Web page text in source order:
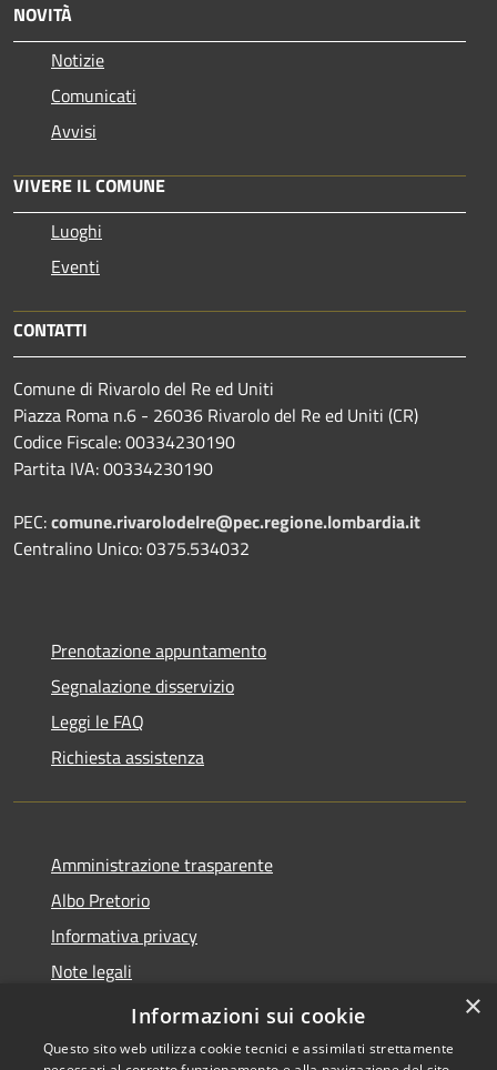
NOVITÀ
Notizie
Comunicati
Avvisi
VIVERE IL COMUNE
Luoghi
Eventi
CONTATTI
Comune di Rivarolo del Re ed Uniti
Piazza Roma n.6 - 26036 Rivarolo del Re ed Uniti (CR)
Codice Fiscale: 00334230190
Partita IVA: 00334230190
PEC:comune.rivarolodelre@pec.regione.lombardia.it
Centralino Unico: 0375.534032
Prenotazione appuntamento
Segnalazione disservizio
Leggi le FAQ
Richiesta assistenza
Amministrazione trasparente
Albo Pretorio
Informativa privacy
Note legali
Dichiarazione di accessibilità
×
Informazioni sui cookie
Questo sito web utilizza cookie tecnici e assimilati strettamente